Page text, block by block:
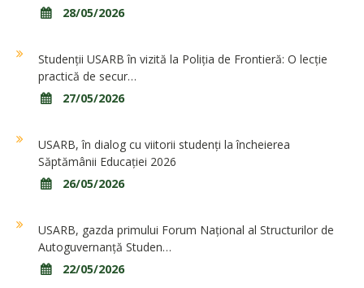
28/05/2026
Studenții USARB în vizită la Poliția de Frontieră: O lecție
practică de secur…
27/05/2026
USARB, în dialog cu viitorii studenți la încheierea
Săptămânii Educației 2026
26/05/2026
USARB, gazda primului Forum Național al Structurilor de
Autoguvernanță Studen…
22/05/2026